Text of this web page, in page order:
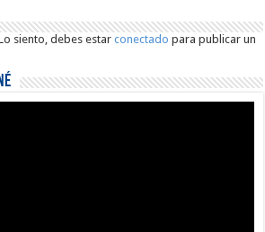
siento, debes estarconectado para publicar un